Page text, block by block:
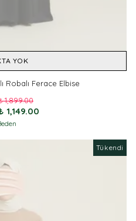
YOK
Robalı Ferace Elbise
1,899.00
1,149.00
Tükendi